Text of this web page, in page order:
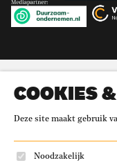
Duurzaam-